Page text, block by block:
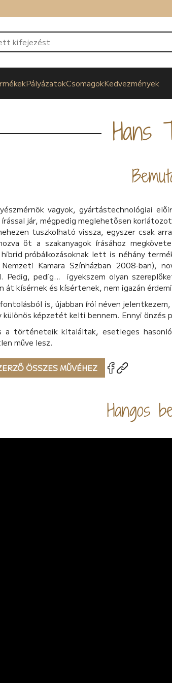
PályázatokCsomagokKedvezmények
Hans
vagyok, gyártástechnológiai
jár, mégpedig meglehetősen
tuszkolható vissza, egyszer csak
őt a szakanyagok írásához
hibrid próbálkozásoknak lett is néhány
Kamara Színházban 2008-ban),
Pedig, pedig… igyekszem olyan
át kísérnek és kísértenek, nem igazán
is, újabban írói néven
különös képzetét kelti bennem. Ennyi
a történeteik kitaláltak, esetleges
műve lesz.
ÖSSZES MŰVÉHEZ
Hangos